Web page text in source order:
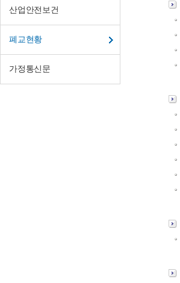
산업안전보건
폐교현황
가정통신문